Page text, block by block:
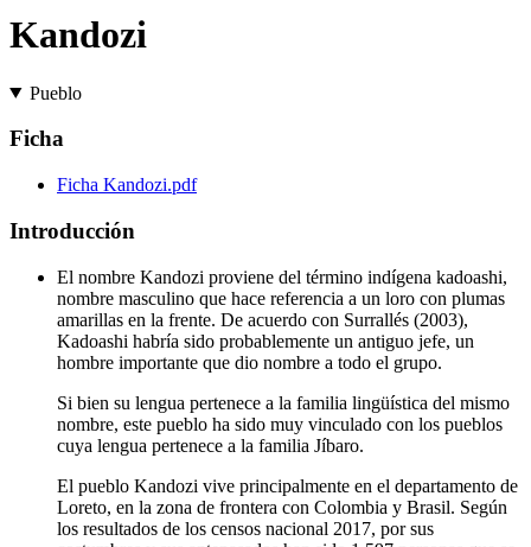
Kandozi
Pueblo
Ficha
Ficha Kandozi.pdf
Introducción
El nombre Kandozi proviene del término indígena kadoashi,
nombre masculino que hace referencia a un loro con plumas
amarillas en la frente. De acuerdo con Surrallés (2003),
Kadoashi habría sido probablemente un antiguo jefe, un
hombre importante que dio nombre a todo el grupo.
Si bien su lengua pertenece a la familia lingüística del mismo
nombre, este pueblo ha sido muy vinculado con los pueblos
cuya lengua pertenece a la familia Jíbaro.
El pueblo Kandozi vive principalmente en el departamento de
Loreto, en la zona de frontera con Colombia y Brasil. Según
los resultados de los censos nacional 2017, por sus